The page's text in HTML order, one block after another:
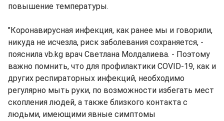
повышение температуры.
"Коронавирусная инфекция, как ранее мы и говорили,
никуда не исчезла, риск заболевания сохраняется, -
пояснила vb.kg врач Светлана Молдалиева. - Поэтому
важно помнить, что для профилактики COVID-19, как и
других респираторных инфекций, необходимо
регулярно мыть руки, по возможности избегать мест
скопления людей, а также близкого контакта с
людьми, имеющими явные симптомы